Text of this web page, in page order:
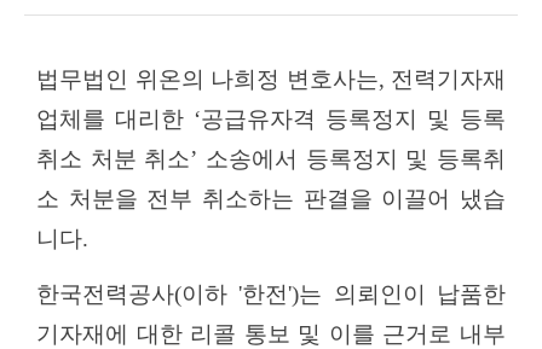
법무법인 위온의 나희정 변호사는, 전력기자재
업체를 대리한 ‘공급유자격 등록정지 및 등록
취소 처분 취소’ 소송에서 등록정지 및 등록취
소 처분을 전부 취소하는 판결을 이끌어 냈습
니다.
한국전력공사(이하 '한전')는 의뢰인이 납품한
기자재에 대한 리콜 통보 및 이를 근거로 내부